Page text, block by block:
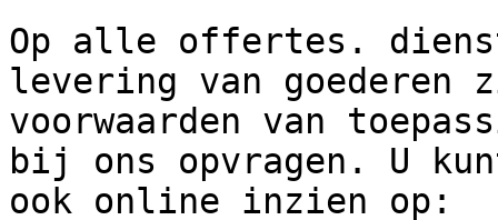
Op alle offertes.
levering van goederen
voorwaarden van
bij ons opvragen. U